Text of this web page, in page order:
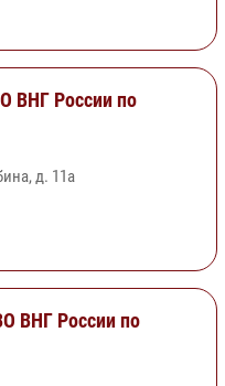
ВНГ России по
д. 11а
ВНГ России по